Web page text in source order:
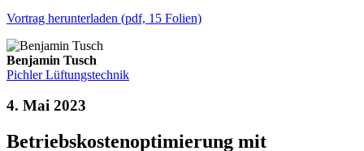
Vortrag herunterladen (pdf, 15 Folien)
Benjamin Tusch
Pichler Lüftungstechnik
4. Mai 2023
Betriebskostenoptimierung mit